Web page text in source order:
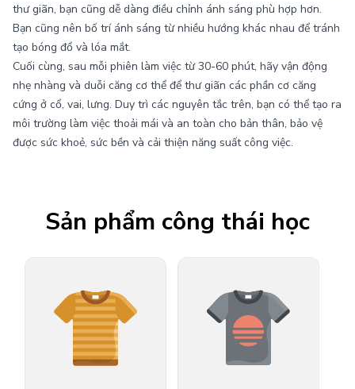
thư giãn, bạn cũng dễ dàng điều chỉnh ánh sáng phù hợp hơn.
Bạn cũng nên bố trí ánh sáng từ nhiều hướng khác nhau để tránh
tạo bóng đổ và lóa mắt.
Cuối cùng, sau mỗi phiên làm việc từ 30-60 phút, hãy vận động
nhẹ nhàng và duỗi căng cơ thể để thư giãn các phần cơ căng
cứng ở cổ, vai, lưng. Duy trì các nguyên tắc trên, bạn có thể tạo ra
môi trường làm việc thoải mái và an toàn cho bản thân, bảo vệ
được sức khoẻ, sức bền và cải thiện năng suất công việc.
Sản phẩm công thái học